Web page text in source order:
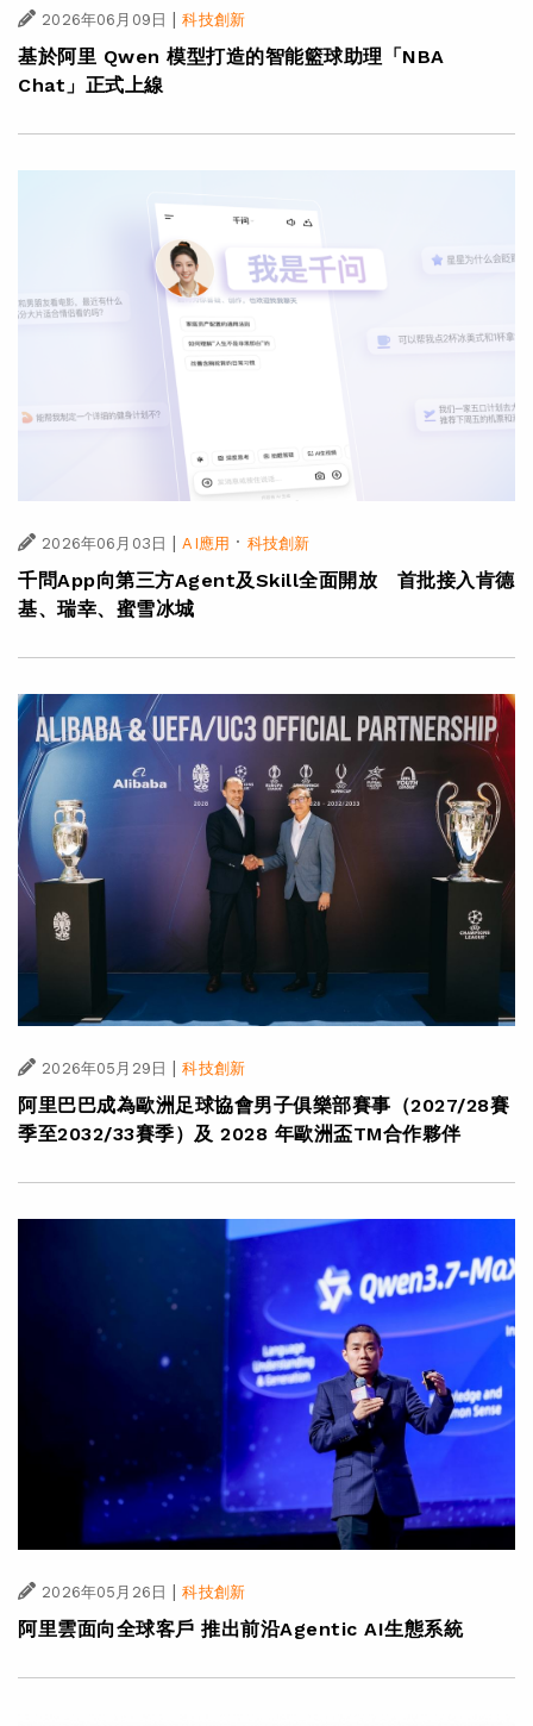
2026年06月09日 | 科技創新
基於阿里 Qwen 模型打造的智能籃球助理「NBA
Chat」正式上線
2026年06月03日 | AI應用 · 科技創新
千問App向第三方Agent及Skill全面開放 首批接入肯德
基、瑞幸、蜜雪冰城
2026年05月29日 | 科技創新
阿里巴巴成為歐洲足球協會男子俱樂部賽事（2027/28賽
季至2032/33賽季）及 2028 年歐洲盃TM合作夥伴
2026年05月26日 科技創新
阿里雲面向全球客戶 推出前沿Agentic AI生態系統